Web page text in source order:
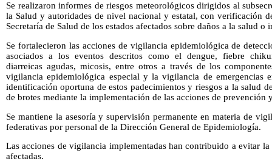
Se realizaron informes de riesgos meteorológicos dirigidos al
la Salud y autoridades de nivel nacional y estatal, con verificación
Secretaría de Salud de los estados afectados sobre daños a la salud o
Se fortalecieron las acciones de vigilancia epidemiológica de
asociados a los eventos descritos como el dengue, fiebre
diarreicas agudas, micosis, entre otros a través de los
vigilancia epidemiológica especial y la vigilancia de emergencias
identificación oportuna de estos padecimientos y riesgos a la salud
de brotes mediante la implementación de las acciones de prevención
Se mantiene la asesoría y supervisión permanente en materia de
federativas por personal de la Dirección General de Epidemiología.
Las acciones de vigilancia implementadas han contribuido a evitar
afectadas.